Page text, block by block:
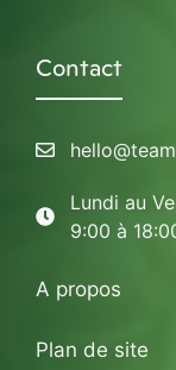
Contact
Lundi au
9:00 à
A propos
Plan de site